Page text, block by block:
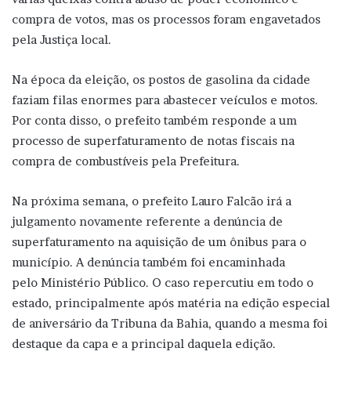
compra de votos, mas os processos foram engavetados
pela Justiça local.
Na época da eleição, os postos de gasolina da cidade
faziam filas enormes para abastecer veículos e motos.
Por conta disso, o prefeito também responde a um
processo de superfaturamento de notas fiscais na
compra de combustíveis pela Prefeitura.
Na próxima semana, o prefeito Lauro Falcão irá a
julgamento novamente referente a denúncia de
superfaturamento na aquisição de um ônibus para o
município. A denúncia também foi encaminhada
pelo Ministério Público. O caso repercutiu em todo o
estado, principalmente após matéria na edição especial
de aniversário da Tribuna da Bahia, quando a mesma foi
destaque da capa e a principal daquela edição.